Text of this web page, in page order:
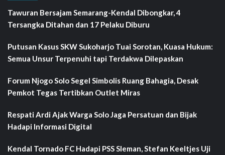
Tawuran Bersajam Semarang-Kendal Dibongkar, 4
Tersangka Ditahan dan 17 Pelaku Diburu
Putusan Kasus SKW Sukoharjo Tuai Sorotan, Kuasa Hukum:
Semua Unsur Terpenuhi tapi Terdakwa Dilepaskan
Forum Njogo Solo Segel Simbolis Ruang Bahagia, Desak
Pemkot Tegas Tertibkan Outlet Miras
Respati Ardi Ajak Warga Solo Jaga Persatuan dan Bijak
Hadapi Informasi Digital
Kendal Tornado FC Hadapi PSS Sleman, Stefan Keeltjes Uji